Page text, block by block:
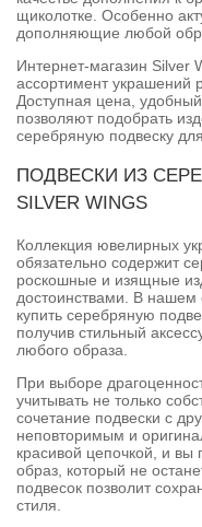
щиколотке. Особенно
дополняющие любой
Интернет-магазин Silver
ассортимент украшений
Доступная цена,
позволяют подобрать
серебряную подвеску
ПОДВЕСКИ ИЗ
SILVER WINGS
Коллекция ювелирных
обязательно содержит
роскошные и изящные
достоинствами. В нашем
купить серебряную
получив стильный
любого образа.
При выборе
учитывать не только
сочетание подвески с
неповторимым и
красивой цепочкой, и
образ, который не
подвесок позволит
стиля.